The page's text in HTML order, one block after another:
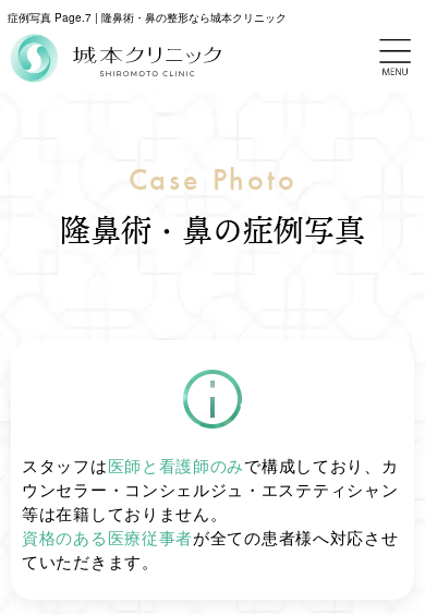
症例写真 Page.7 | 隆鼻術・鼻の整形なら城本クリニック
Case Photo
隆鼻術・鼻の症例写真
スタッフは医師と看護師のみで構成しており、カ
ウンセラー・コンシェルジュ・エステティシャン
等は在籍しておりません。
資格のある医療従事者が全ての患者様へ対応させ
ていただきます。